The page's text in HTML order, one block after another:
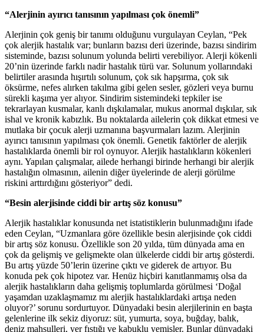
“Alerjinin ayırıcı tanısının yapılması çok önemli”
Alerjinin çok geniş bir tanımı olduğunu vurgulayan Ceylan, “Pek
çok alerjik hastalık var; bunların bazısı deri üzerinde, bazısı sindirim
sisteminde, bazısı solunum yolunda belirti verebiliyor. Alerji kökenli
20’nin üzerinde farklı nadir hastalık türü var. Solunum yollarındaki
belirtiler arasında hışırtılı solunum, çok sık hapşırma, çok sık
öksürme, nefes alırken takılma gibi gelen sesler, gözleri veya burnu
sürekli kaşıma yer alıyor. Sindirim sistemindeki tepkiler ise
tekrarlayan kusmalar, kanlı dışkılamalar, mukus anormal dışkılar, sık
ishal ve kronik kabızlık. Bu noktalarda ailelerin çok dikkat etmesi ve
mutlaka bir çocuk alerji uzmanına başvurmaları lazım. Alerjinin
ayırıcı tanısının yapılması çok önemli. Genetik faktörler de alerjik
hastalıklarda önemli bir rol oynuyor. Alerjik hastalıkların kökenleri
aynı. Yapılan çalışmalar, ailede herhangi birinde herhangi bir alerjik
hastalığın olmasının, ailenin diğer üyelerinde de alerji görülme
riskini arttırdığını gösteriyor” dedi.
“Besin alerjisinde ciddi bir artış söz konusu”
Alerjik hastalıklar konusunda net istatistiklerin bulunmadığını ifade
eden Ceylan, “Uzmanlara göre özellikle besin alerjisinde çok ciddi
bir artış söz konusu. Özellikle son 20 yılda, tüm dünyada ama en
çok da gelişmiş ve gelişmekte olan ülkelerde ciddi bir artış gösterdi.
Bu artış yüzde 50’lerin üzerine çıktı ve giderek de artıyor. Bu
konuda pek çok hipotez var. Henüz hiçbiri kanıtlanmamış olsa da
alerjik hastalıkların daha gelişmiş toplumlarda görülmesi ‘Doğal
yaşamdan uzaklaşmamız mı alerjik hastalıklardaki artışa neden
oluyor?’ sorunu sordurtuyor. Dünyadaki besin alerjilerinin en başta
gelenlerine ilk sekiz diyoruz: süt, yumurta, soya, buğday, balık,
deniz mahsulleri, yer fıstığı ve kabuklu yemişler. Bunlar dünyadaki